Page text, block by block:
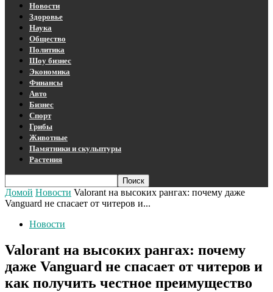
Новости
Здоровье
Наука
Общество
Политика
Шоу бизнес
Экономика
Финансы
Авто
Бизнес
Спорт
Грибы
Животные
Памятники и скульптуры
Растения
Домой Новости Valorant на высоких рангах: почему даже
Vanguard не спасает от читеров и...
Новости
Valorant на высоких рангах: почему
даже Vanguard не спасает от читеров и
как получить честное преимущество